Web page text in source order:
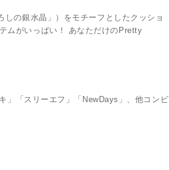
の銀水晶」）をモチーフとしたクッショ
ムがいっぱい！ あなただけのPretty
」「スリーエフ」「NewDays」、他コンビ